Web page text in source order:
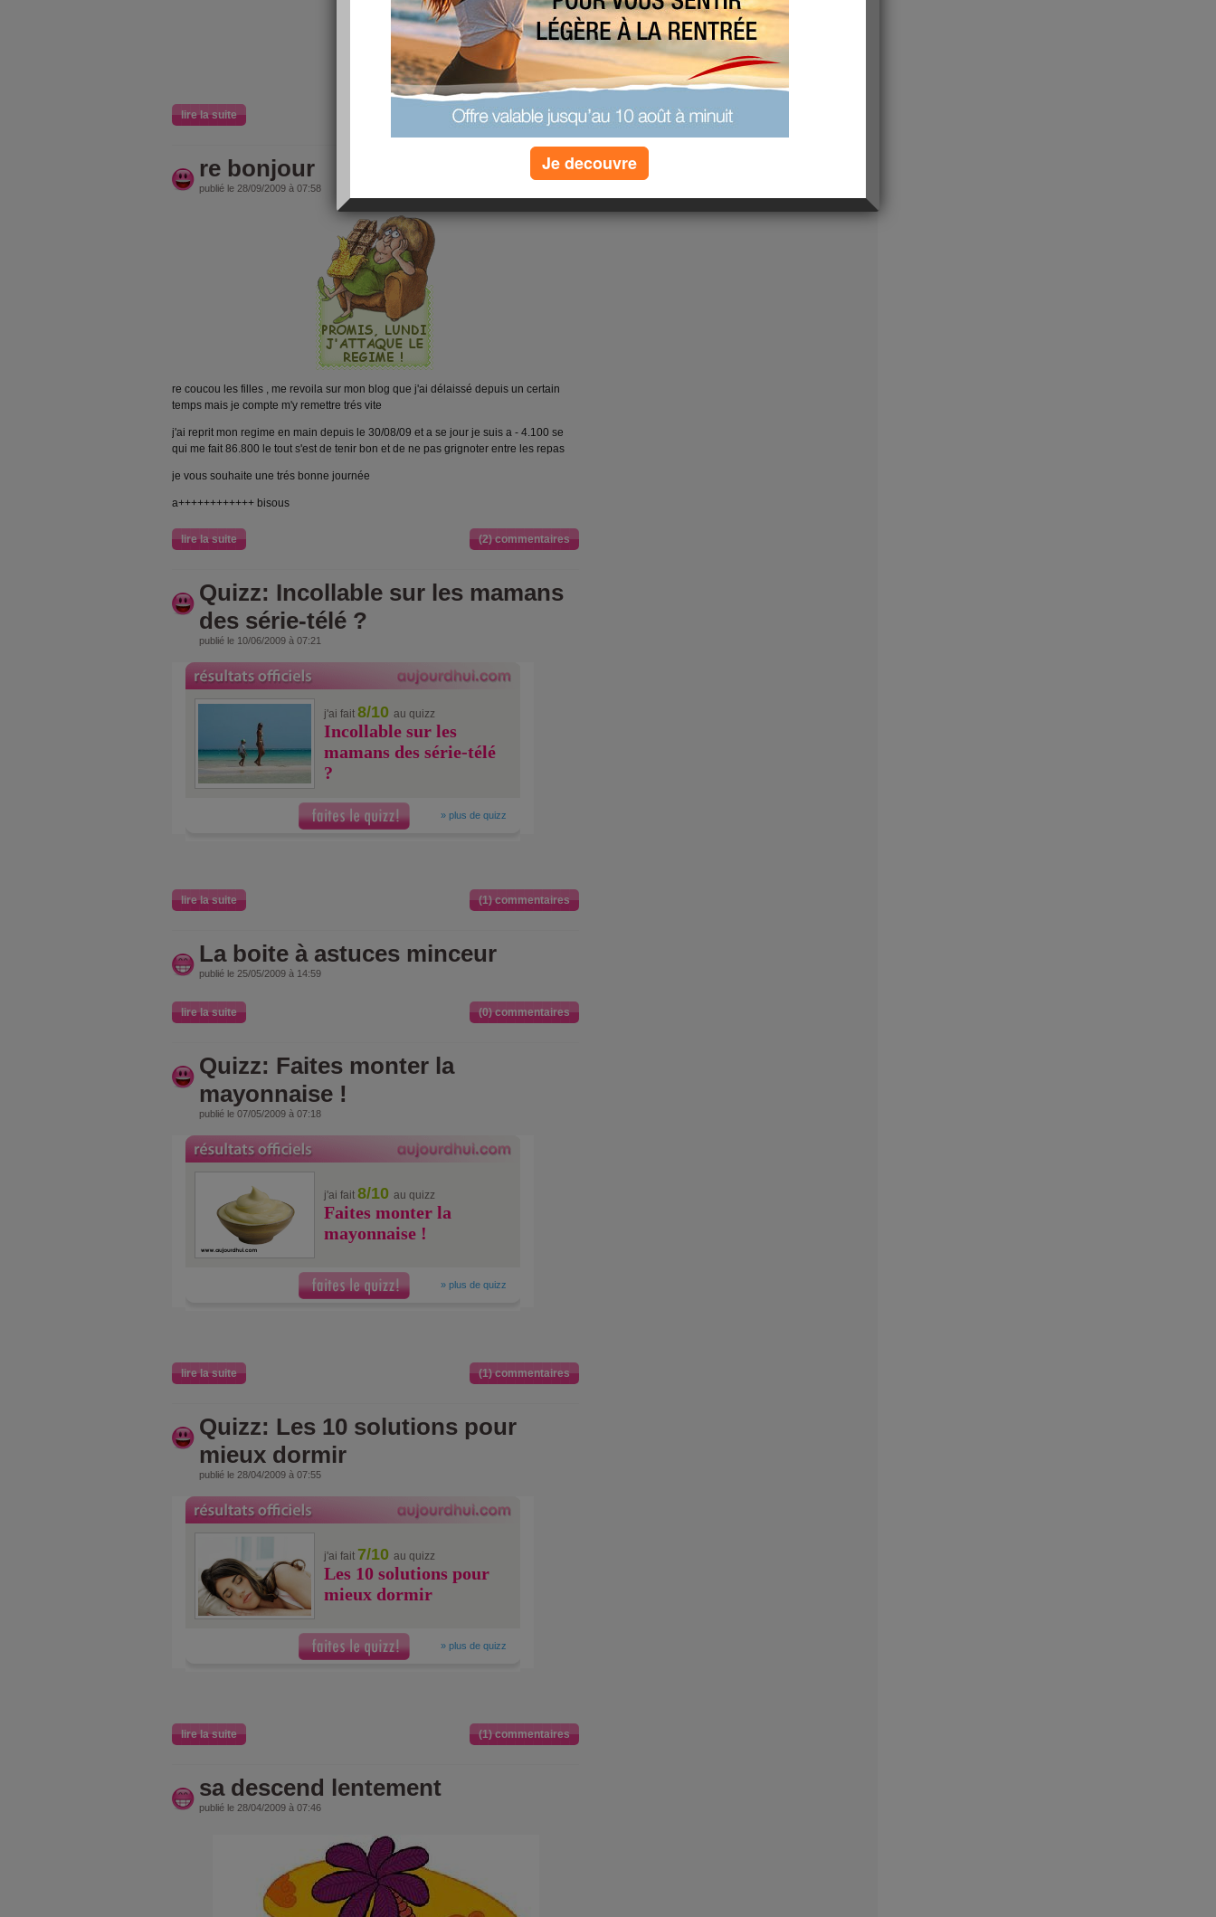
lire la suite (2) commentaires
re bonjour
publié le 28/09/2009 à 07:58
re coucou les filles , me revoila sur mon blog que j'ai délaissé depuis un certain
temps mais je compte m'y remettre trés vite
j'ai reprit mon regime en main depuis le 30/08/09 et a se jour je suis a - 4.100 se
qui me fait 86.800 le tout s'est de tenir bon et de ne pas grignoter entre les repas
je vous souhaite une trés bonne journée
a++++++++++++ bisous
lire la suite (2) commentaires
Quizz: Incollable sur les mamans
des série-télé ?
publié le 10/06/2009 à 07:21
j'ai fait 8/10 au quizz
Incollable sur les
mamans des série-télé
?
» plus de quizz
lire la suite (1) commentaires
La boite à astuces minceur
publié le 25/05/2009 à 14:59
lire la suite (0) commentaires
Quizz: Faites monter la
mayonnaise !
publié le 07/05/2009 à 07:18
j'ai fait 8/10 au quizz
Faites monter la
mayonnaise !
» plus de quizz
lire la suite (1) commentaires
Quizz: Les 10 solutions pour
mieux dormir
publié le 28/04/2009 à 07:55
j'ai fait 7/10 au quizz
Les 10 solutions pour
mieux dormir
» plus de quizz
lire la suite (1) commentaires
sa descend lentement
publié le 28/04/2009 à 07:46
Je decouvre